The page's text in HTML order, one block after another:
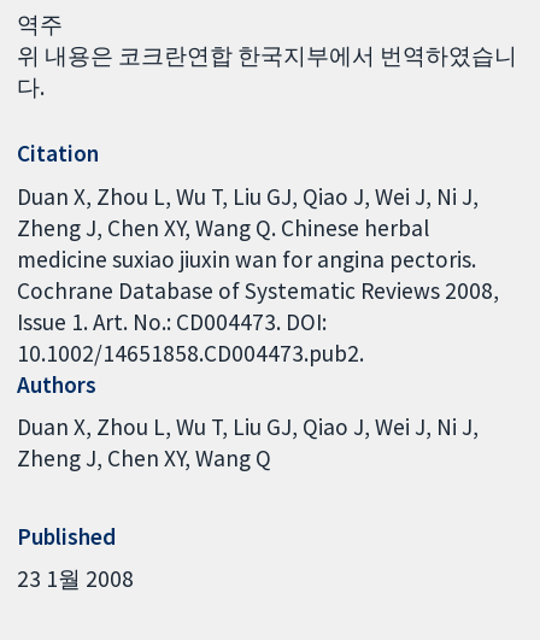
역주
위 내용은 코크란연합 한국지부에서 번역하였습니
다.
Citation
Duan X, Zhou L, Wu T, Liu GJ, Qiao J, Wei J, Ni J,
Zheng J, Chen XY, Wang Q. Chinese herbal
medicine suxiao jiuxin wan for angina pectoris.
Cochrane Database of Systematic Reviews 2008,
Issue 1. Art. No.: CD004473. DOI:
10.1002/14651858.CD004473.pub2.
Authors
Duan X Zhou L Wu T Liu GJ Qiao J Wei J Ni J
Zheng J Chen XY Wang Q
Published
23 1월 2008